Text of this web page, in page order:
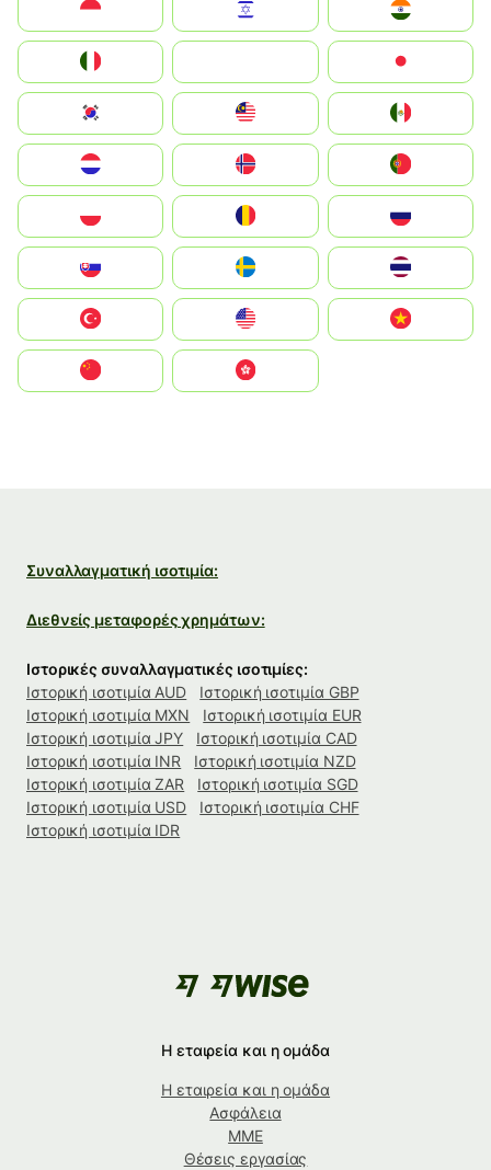
South Korea
United States
中國香港特別行政區
Συναλλαγματική ισοτιμία:
Διεθνείς μεταφορές χρημάτων:
Ιστορικές συναλλαγματικές ισοτιμίες:
Ιστορική ισοτιμία AUD
Ιστορική ισοτιμία GBP
Ιστορική ισοτιμία MXN
Ιστορική ισοτιμία EUR
Ιστορική ισοτιμία JPY
Ιστορική ισοτιμία CAD
Ιστορική ισοτιμία INR
Ιστορική ισοτιμία NZD
Ιστορική ισοτιμία ZAR
Ιστορική ισοτιμία SGD
Ιστορική ισοτιμία USD
Ιστορική ισοτιμία CHF
Ιστορική ισοτιμία IDR
Η εταιρεία και η ομάδα
Η εταιρεία και η ομάδα
Ασφάλεια
ΜΜΕ
Θέσεις εργασίας